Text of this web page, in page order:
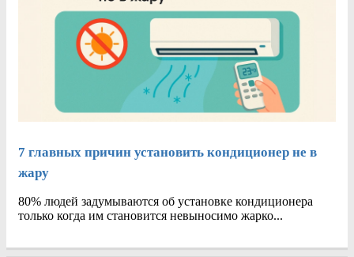
7 главных причин установить кондиционер не в
жару
80% людей задумываются об установке кондиционера
только когда им становится невыносимо жарко...